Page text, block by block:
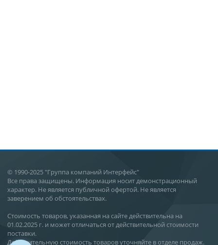
© 1990-2025 "Группа компаний Интерфейс"
Все права защищены. Информация носит демонстрационный
характер. Не является публичной офертой. Не является
заверением об обстоятельствах.
Стоимость товаров, указанная на сайте действительна на
01.02.2025 г. и может отличаться от действительной стоимости
поставки.
Действительную стоимость товаров уточняйте в отделе продаж.